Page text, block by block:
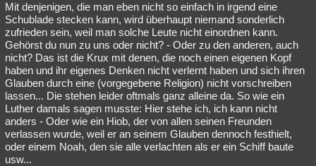
Mit denjenigen, die man eben nicht so einfach in irgend eine
Schublade stecken kann, wird überhaupt niemand sonderlich
zufrieden sein, weil man solche Leute nicht einordnen kann.
Gehörst du nun zu uns oder nicht? - Oder zu den anderen, auch
nicht? Das ist die Krux mit denen, die noch einen eigenen Kopf
haben und ihr eigenes Denken nicht verlernt haben und sich ihren
Glauben durch eine (vorgegebene Religion) nicht vorschreiben
lassen... Die stehen leider oftmals ganz alleine da. So wie ein
Luther damals sagen musste: Hier stehe ich, ich kann nicht
anders - Oder wie ein Hiob, der von allen seinen Freunden
verlassen wurde, weil er an seinem Glauben dennoch festhielt,
oder einem Noah, den sie alle verlachten als er ein Schiff baute
usw...